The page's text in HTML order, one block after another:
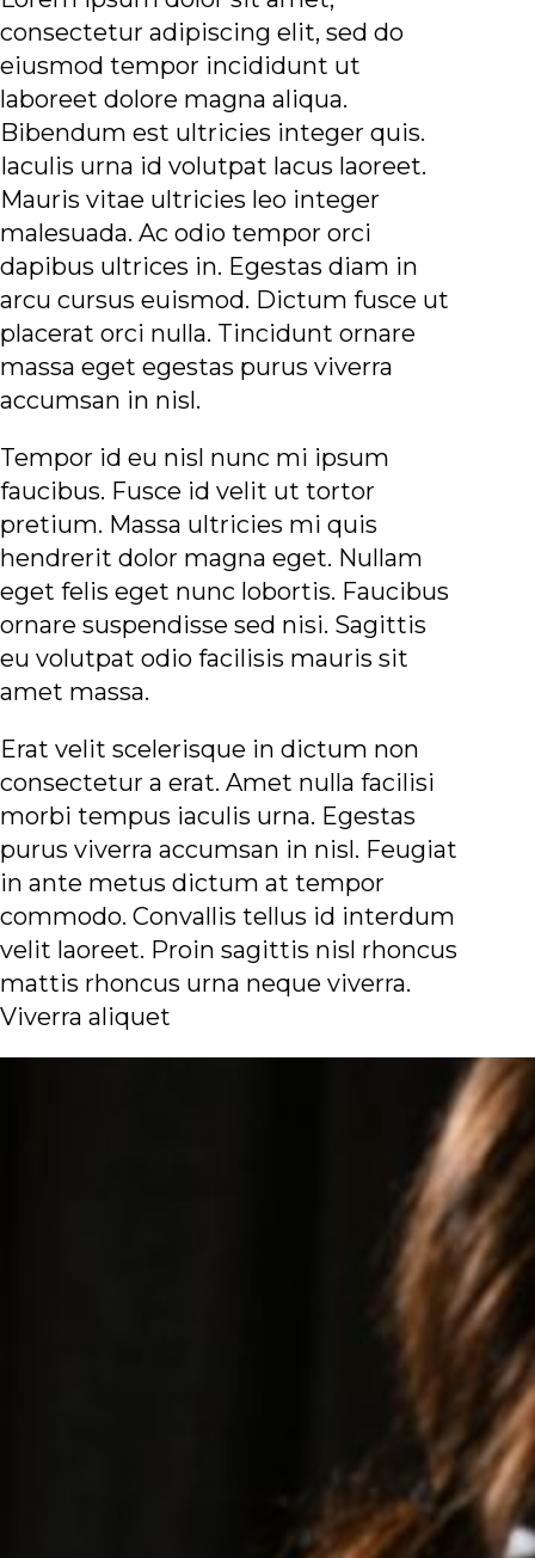
consectetur adipiscing elit, sed do
eiusmod tempor incididunt ut
laboreet dolore magna aliqua.
Bibendum est ultricies integer quis.
Iaculis urna id volutpat lacus laoreet.
Mauris vitae ultricies leo integer
malesuada. Ac odio tempor orci
dapibus ultrices in. Egestas diam in
arcu cursus euismod. Dictum fusce ut
placerat orci nulla. Tincidunt ornare
massa eget egestas purus viverra
accumsan in nisl.
Tempor id eu nisl nunc mi ipsum
faucibus. Fusce id velit ut tortor
pretium. Massa ultricies mi quis
hendrerit dolor magna eget. Nullam
eget felis eget nunc lobortis. Faucibus
ornare suspendisse sed nisi. Sagittis
eu volutpat odio facilisis mauris sit
amet massa.
Erat velit scelerisque in dictum non
consectetur a erat. Amet nulla facilisi
morbi tempus iaculis urna. Egestas
purus viverra accumsan in nisl. Feugiat
in ante metus dictum at tempor
commodo. Convallis tellus id interdum
velit laoreet. Proin sagittis nisl rhoncus
mattis rhoncus urna neque viverra.
Viverra aliquet